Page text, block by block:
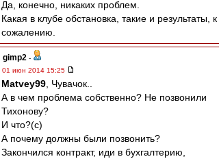
Да, конечно, никаких проблем.
Какая в клубе обстановка, такие и результаты, к
сожалению.
gimp2 -
01 июн 2014 15:25
Matvey99 , Чувачок..
А в чем проблема собственно? Не позвонили
Тихонову?
И что?(с)
А почему должны были позвонить?
Закончился контракт, иди в бухгалтерию,